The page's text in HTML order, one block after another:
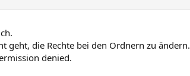
geht, die Rechte bei den Ordnern zu ändern.
denied.